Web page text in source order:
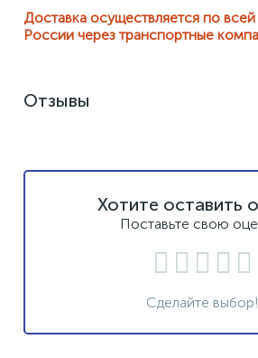
Доставка осуществляется по
России через транспортные
Отзывы
Хотите оставить
Поставьте свою
Сделайте выбор!